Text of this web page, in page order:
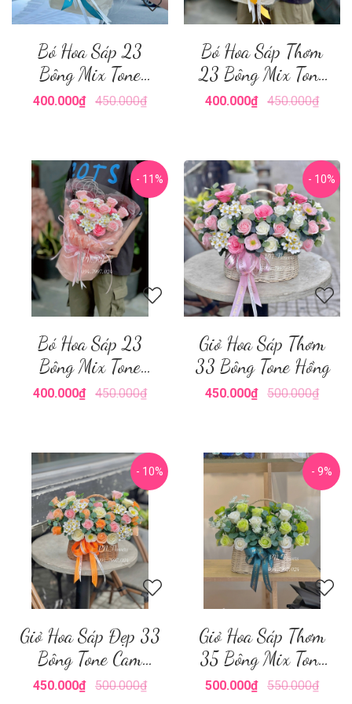
Bó Hoa Sáp 23
Bông Mix Tone
Xanh Lá
400.000₫ 450.000₫
Bó Hoa Sáp Thơm
23 Bông Mix Tone
Vàng
400.000₫ 450.000₫
- 11%
Bó Hoa Sáp 23
Bông Mix Tone
Hồng
400.000₫ 450.000₫
- 10%
Giỏ Hoa Sáp Thơm
33 Bông Tone Hồng
450.000₫ 500.000₫
- 10%
Giỏ Hoa Sáp Đẹp 33
Bông Tone Cam
Hồng
450.000₫ 500.000₫
- 9%
Giỏ Hoa Sáp Thơm
35 Bông Mix Tone
Xanh Lá
500.000₫ 550.000₫